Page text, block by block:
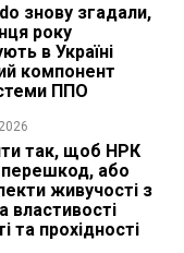
знову згадали,
року
в Україні
компонент
ППО
так, щоб НРК
перешкод, або
живучості з
властивості
та прохідності